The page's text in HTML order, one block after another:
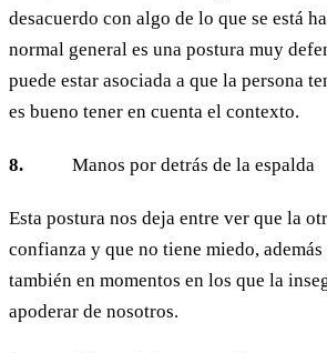
desacuerdo con algo de lo que se está
normal general es una postura muy
puede estar asociada a que la persona
es bueno tener en cuenta el contexto.
8. Manos por detrás de la espalda
Esta postura nos deja entre ver que la
confianza y que no tiene miedo,
también en momentos en los que la
apoderar de nosotros.